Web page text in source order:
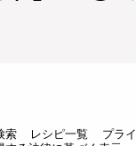
索 レシピ一覧
プラ